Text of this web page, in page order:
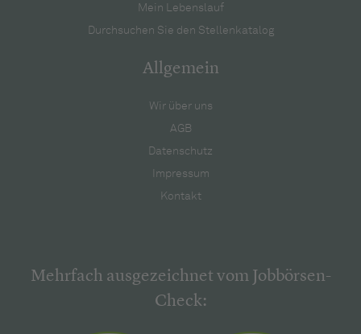
Mein Lebenslauf
Durchsuchen Sie den Stellenkatalog
Allgemein
Wir über uns
AGB
Datenschutz
Impressum
Kontakt
Mehrfach ausgezeichnet vom Jobbörsen-
Check: